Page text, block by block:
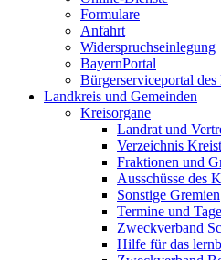
Formulare
Anfahrt
Widerspruchseinlegung
BayernPortal
Bürgerserviceportal des
Landkreis und Gemeinden
Kreisorgane
Landrat und
Verzeichnis
Fraktionen und
Ausschüsse des
Sonstige Gremien
Termine und
Zweckverband
Hilfe für das